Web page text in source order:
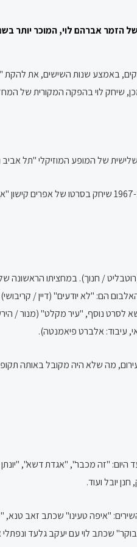
הזמר אברהם לוי, המוכר יותר ב
באמצע שנות השישים, את להקת
מכן, שיחק לוי בהפקה המקורית של
של המופע המוזיקלי "תל
ב-1967 שיחק בסרטו של אפרים
(רוטבליט / חנוך). במחציתו
הם: "לא יודעים" (דיין /
לסרט נוסף, "עיר מקלט" (מנור /
היום: "זה מכבר", "אגדת דשא",
יובל ועוד.
השירים: "איפה טעינו" שכתב זאב
שכתב לוי עם יעקב גלעד